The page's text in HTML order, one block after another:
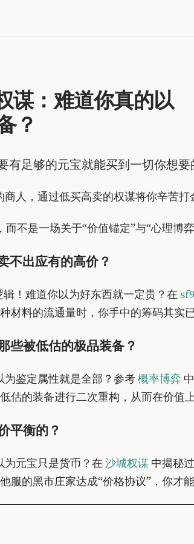
谋：难道你真的以
？
足够的元宝就能买到一切你想要
人，通过低买高卖的权谋将你辛苦打
不是一场关于“价值锚定”与“心理博
不出应有的高价？
！难道你以为好东西就一定贵？在
材料的流通量时，你手中的筹码其实
些被低估的极品装备？
为鉴定属性就是全部？参考概率博弈
估的装备进行二次重构，从而在价值
平衡的？
为元宝只是货币？在沙城权谋 中揭秘
服的黑市庄家达成“价格协议”，你才